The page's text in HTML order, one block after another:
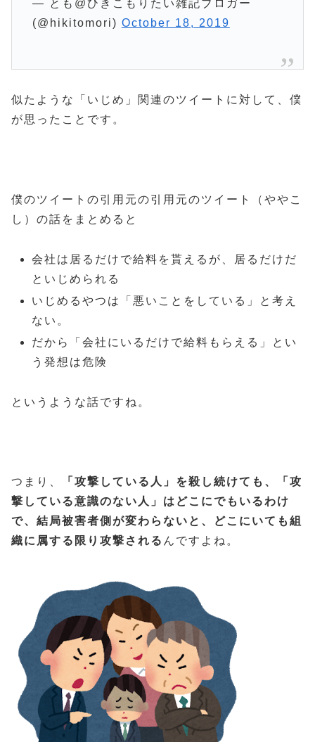
— とも@ひきこもりたい雑記ブロガー
(@hikitomori) October 18, 2019
似たような「いじめ」関連のツイートに対して、僕
が思ったことです。
僕のツイートの引用元の引用元のツイート（ややこ
し）の話をまとめると
会社は居るだけで給料を貰えるが、居るだけだ
といじめられる
いじめるやつは「悪いことをしている」と考え
ない。
だから「会社にいるだけで給料もらえる」とい
う発想は危険
というような話ですね。
つまり、
「攻撃している人」を殺し続けても、「攻
撃している意識のない人」はどこにでもいるわけ
で、結局被害者側が変わらないと、どこにいても組
織に属する限り攻撃される んですよね。